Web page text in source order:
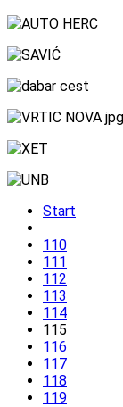
Start
110
111
112
113
114
115
116
117
118
119